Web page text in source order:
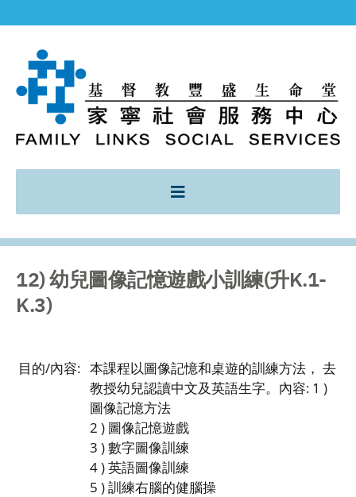
12) 幼兒圖像記憶遊戲小訓練(升K.1-
K.3)
目的/內容: 本課程以圖像記憶和桌遊的訓練方法， 去
教授幼兒認讀中文及英語生字。內容: 1 )
圖像記憶方法
2 ) 圖像記憶遊戲
3 ) 數字圖像訓練
4 ) 英語圖像訓練
5 ) 訓練右腦的健腦操